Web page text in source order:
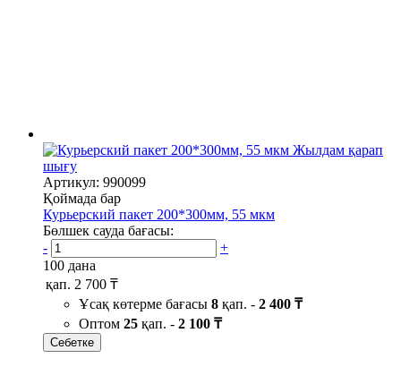
Жылдам қарап
шығу
Артикул: 990099
Қоймада бар
Курьерский пакет 200*300мм, 55 мкм
Бөлшек сауда бағасы:
-
+
100 дана
қап. 2 700 ₸
Ұсақ көтерме бағасы 8 қап. - 2 400 ₸
Оптом 25 қап. - 2 100 ₸
Себетке